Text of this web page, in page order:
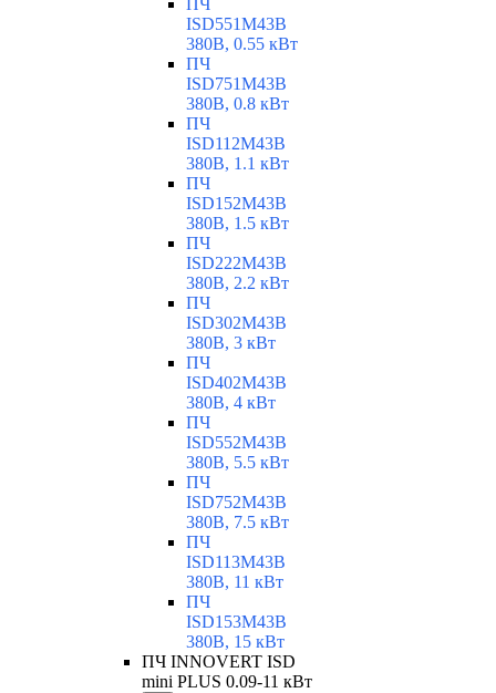
ПЧ
ISD551M43B
380В, 0.55 кВт
ПЧ
ISD751M43B
380В, 0.8 кВт
ПЧ
ISD112M43B
380В, 1.1 кВт
ПЧ
ISD152M43B
380В, 1.5 кВт
ПЧ
ISD222M43B
380В, 2.2 кВт
ПЧ
ISD302M43B
380В, 3 кВт
ПЧ
ISD402M43B
380В, 4 кВт
ПЧ
ISD552M43B
380В, 5.5 кВт
ПЧ
ISD752M43B
380В, 7.5 кВт
ПЧ
ISD113M43B
380В, 11 кВт
ПЧ
ISD153M43B
380В, 15 кВт
ПЧ INNOVERT ISD
mini PLUS 0.09-11 кВт